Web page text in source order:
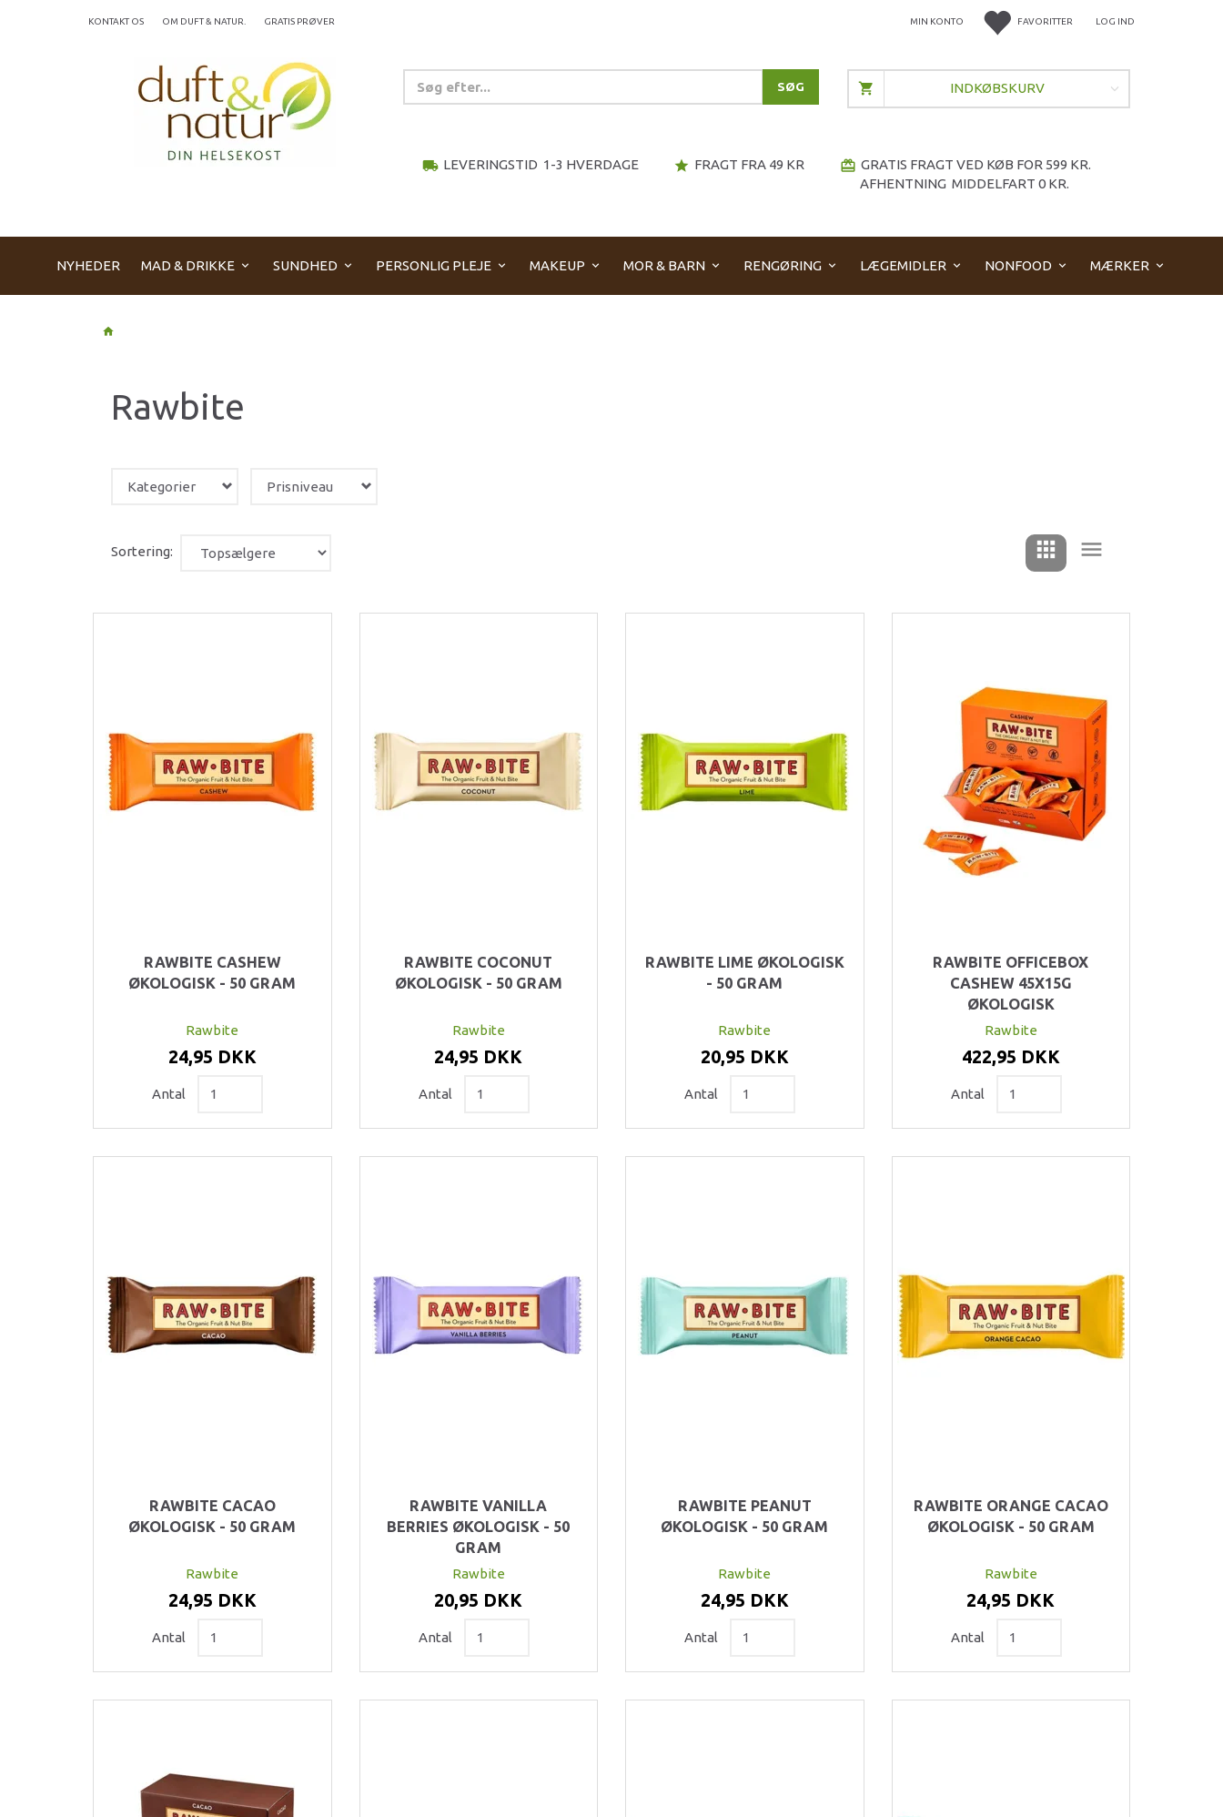
FAVORITTER LOG IND
MIN KONTO
KONTAKT OS OM DUFT & NATUR. GRATIS PRØVER
SØG
local_shipping LEVERINGSTID 1-3 HVERDAGE star FRAGT FRA 49 KR redeem GRATIS FRAGT VED KØB FOR 599 KR.
AFHENTNING MIDDELFART 0 KR.
INDKØBSKURV
NYHEDER MAD & DRIKKE SUNDHED PERSONLIG PLEJE MAKEUP MOR & BARN RENGØRING LÆGEMIDLER NONFOOD MÆRKER
Rawbite
Kategorier Prisniveau
Sortering:
RAWBITE CASHEW
ØKOLOGISK - 50 GRAM
Rawbite
24,95 DKK
Antal
RAWBITE COCONUT
ØKOLOGISK - 50 GRAM
Rawbite
24,95 DKK
Antal
RAWBITE LIME ØKOLOGISK
- 50 GRAM
Rawbite
20,95 DKK
Antal
RAWBITE OFFICEBOX
CASHEW 45X15G
ØKOLOGISK
Rawbite
422,95 DKK
Antal
RAWBITE CACAO
ØKOLOGISK - 50 GRAM
Rawbite
24,95 DKK
Antal
RAWBITE VANILLA
BERRIES ØKOLOGISK - 50
GRAM
Rawbite
20,95 DKK
Antal
RAWBITE PEANUT
ØKOLOGISK - 50 GRAM
Rawbite
24,95 DKK
Antal
RAWBITE ORANGE CACAO
ØKOLOGISK - 50 GRAM
Rawbite
24,95 DKK
Antal